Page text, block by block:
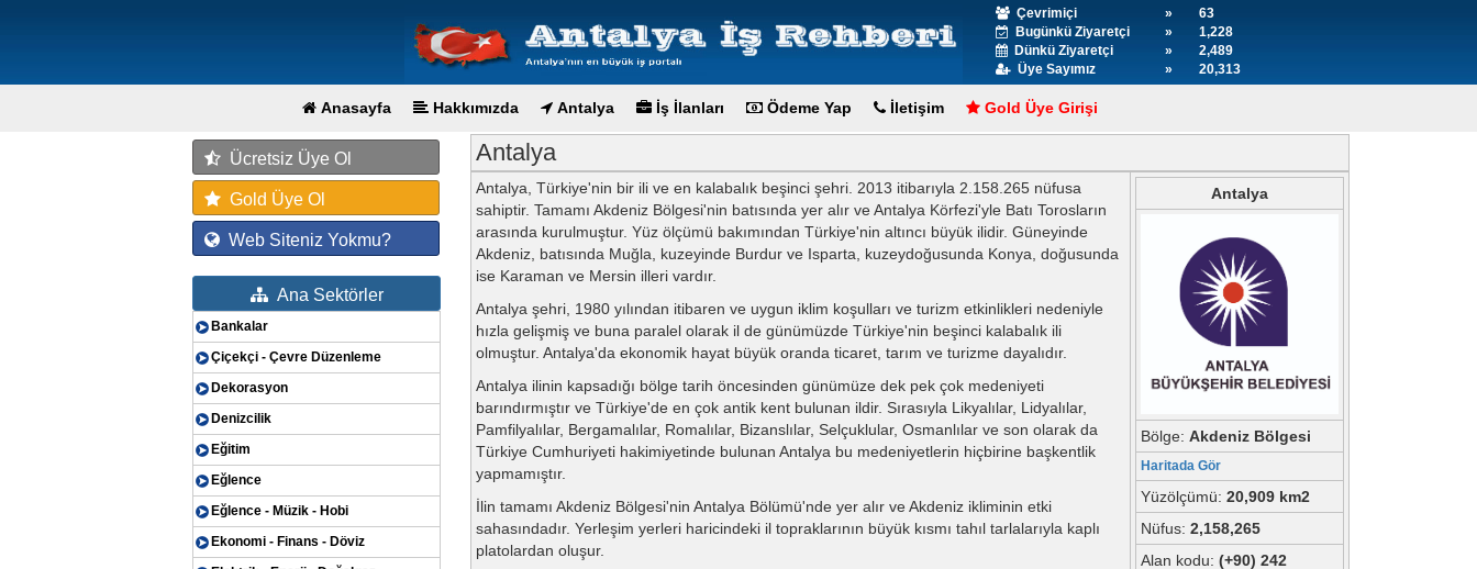
Çevrimiçi »
63
Bugünkü Ziyaretçi
»
1,228
Dünkü Ziyaretçi
»
2,489
Üye Sayımız
» 20,313
Anasayfa Hakkımızda Antalya İş İlanları Ödeme Yap İletişim Gold Üye Girişi
Ücretsiz Üye Ol
Gold Üye Ol
Web Siteniz Yokmu?
Ana Sektörler
Bankalar
Çiçekçi - Çevre Düzenleme
Dekorasyon
Denizcilik
Eğitim
Eğlence
Eğlence - Müzik - Hobi
Ekonomi - Finans - Döviz
Antalya
Antalya, Türkiye'nin bir ili ve en kalabalık beşinci şehri. 2013 itibarıyla 2.158.265 nüfusa
sahiptir. Tamamı Akdeniz Bölgesi'nin batısında yer alır ve Antalya Körfezi'yle Batı Torosların
arasında kurulmuştur. Yüz ölçümü bakımından Türkiye'nin altıncı büyük ilidir. Güneyinde
Akdeniz, batısında Muğla, kuzeyinde Burdur ve Isparta, kuzeydoğusunda Konya, doğusunda
ise Karaman ve Mersin illeri vardır.
Antalya şehri, 1980 yılından itibaren ve uygun iklim koşulları ve turizm etkinlikleri nedeniyle
hızla gelişmiş ve buna paralel olarak il de günümüzde Türkiye'nin beşinci kalabalık ili
olmuştur. Antalya'da ekonomik hayat büyük oranda ticaret, tarım ve turizme dayalıdır.
Antalya ilinin kapsadığı bölge tarih öncesinden günümüze dek pek çok medeniyeti
barındırmıştır ve Türkiye'de en çok antik kent bulunan ildir. Sırasıyla Likyalılar, Lidyalılar,
Pamfilyalılar, Bergamalılar, Romalılar, Bizanslılar, Selçuklular, Osmanlılar ve son olarak da
Türkiye Cumhuriyeti hakimiyetinde bulunan Antalya bu medeniyetlerin hiçbirine başkentlik
yapmamıştır.
İlin tamamı Akdeniz Bölgesi'nin Antalya Bölümü'nde yer alır ve Akdeniz ikliminin etki
sahasındadır. Yerleşim yerleri haricindeki il topraklarının büyük kısmı tahıl tarlalarıyla kaplı
platolardan oluşur.
Antalya
Bölge: Akdeniz Bölgesi
Haritada Gör
Yüzölçümü: 20,909 km2
Nüfus: 2,158,265
Alan kodu: (+90) 242